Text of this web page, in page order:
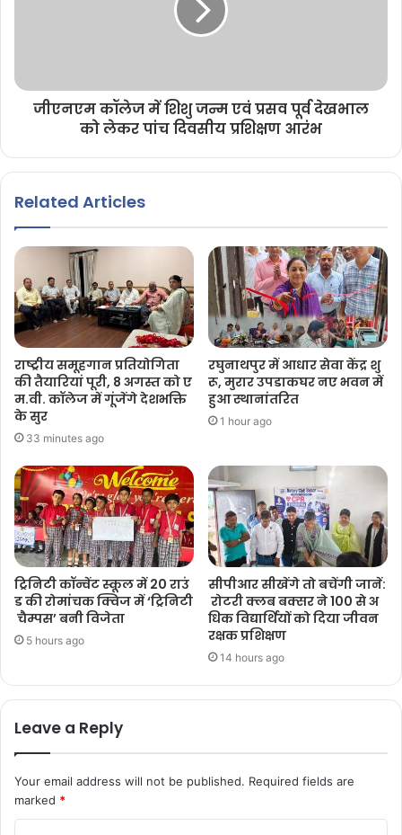
जीएनएम कॉलेज में शिशु जन्म एवं प्रसव पूर्व देखभाल
को लेकर पांच दिवसीय प्रशिक्षण आरंभ
Related Articles
राष्ट्रीय समूहगान प्रतियोगिता
की तैयारियां पूरी, 8 अगस्त को ए
म.वी. कॉलेज में गूंजेंगे देशभक्ति
के सुर
33 minutes ago
रघुनाथपुर में आधार सेवा केंद्र शु
रू, मुरार उपडाकघर नए भवन में
हुआ स्थानांतरित
1 hour ago
ट्रिनिटी कॉन्वेंट स्कूल में 20 राउं
ड की रोमांचक क्विज में ‘ट्रिनिटी
चैम्पस’ बनी विजेता
5 hours ago
सीपीआर सीखेंगे तो बचेंगी जानें:
रोटरी क्लब बक्सर ने 100 से अ
धिक विद्यार्थियों को दिया जीवन
रक्षक प्रशिक्षण
14 hours ago
Leave a Reply
Your email address will not be published. Required fields are
marked *